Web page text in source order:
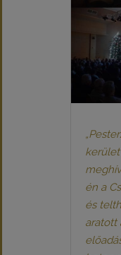
én a
és
aratott